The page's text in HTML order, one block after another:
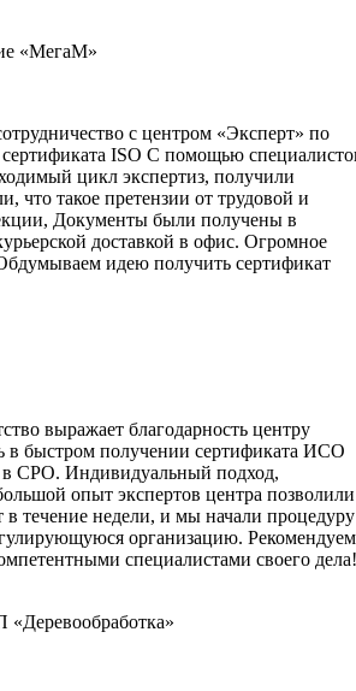
«МегаМ»
с центром «Эксперт» по
ISO С помощью
цикл экспертиз, получили
что такое претензии от трудовой и
Документы были получены в
доставкой в офис. Огромное
идею получить сертификат
выражает благодарность центру
в быстром получении сертификата ИСО
в СРО. Индивидуальный подход,
опыт экспертов центра позволили
в течение недели, и мы начали процедуру
организацию. Рекомендуем
специалистами своего дела!